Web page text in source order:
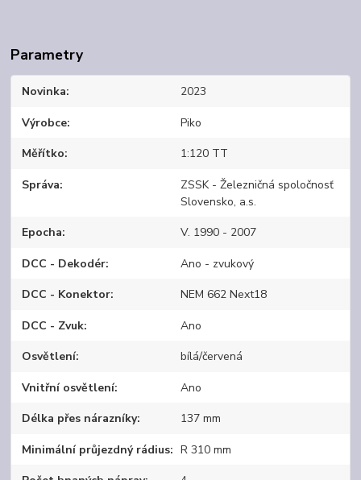
Parametry
Novinka 2023
Výrobce Piko
Měřítko 1:120 TT
Správa
ZSSK - Železničná spoločnosť
Slovensko, a.s.
Epocha V. 1990 - 2007
DCC - Dekodér Ano - zvukový
DCC - Konektor NEM 662 Next18
DCC - Zvuk Ano
Osvětlení bílá/červená
Vnitřní osvětlení Ano
Délka přes nárazníky 137 mm
Minimální průjezdný rádius R 310 mm